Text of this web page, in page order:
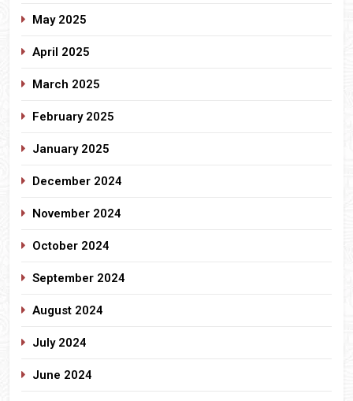
May 2025
April 2025
March 2025
February 2025
January 2025
December 2024
November 2024
October 2024
September 2024
August 2024
July 2024
June 2024